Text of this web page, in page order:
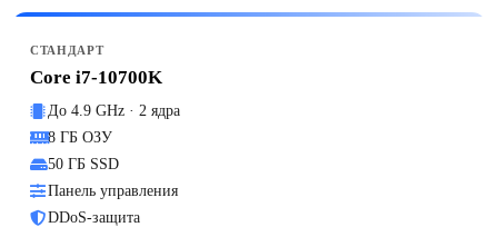
СТАНДАРТ
Core i7-10700K
До 4.9 GHz · 2 ядра
8 ГБ ОЗУ
50 ГБ SSD
Панель управления
DDoS-защита